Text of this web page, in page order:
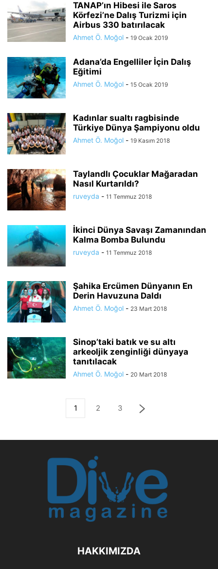
TANAP’ın Hibesi ile Saros
Körfezi’ne Dalış Turizmi için
Airbus 330 batırılacak
Ahmet Ö. Moğol - 19 Ocak 2019
Adana’da Engelliler İçin Dalış
Eğitimi
Ahmet Ö. Moğol - 15 Ocak 2019
Kadınlar sualtı ragbisinde
Türkiye Dünya Şampiyonu oldu
Ahmet Ö. Moğol - 19 Kasım 2018
Taylandlı Çocuklar Mağaradan
Nasıl Kurtarıldı?
ruveyda - 11 Temmuz 2018
İkinci Dünya Savaşı Zamanından
Kalma Bomba Bulundu
ruveyda - 11 Temmuz 2018
Şahika Ercümen Dünyanın En
Derin Havuzuna Daldı
Ahmet Ö. Moğol - 23 Mart 2018
Sinop’taki batık ve su altı
arkeoljik zenginliği dünyaya
tanıtılacak
Ahmet Ö. Moğol - 20 Mart 2018
1 2 3
HAKKIMIZDA